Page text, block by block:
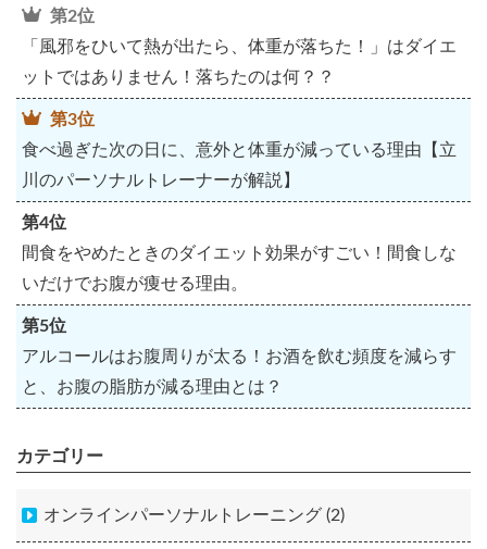
第2位
「風邪をひいて熱が出たら、体重が落ちた！」はダイエ
ットではありません！落ちたのは何？？
第3位
食べ過ぎた次の日に、意外と体重が減っている理由【立
川のパーソナルトレーナーが解説】
第4位
間食をやめたときのダイエット効果がすごい！間食しな
いだけでお腹が痩せる理由。
第5位
アルコールはお腹周りが太る！お酒を飲む頻度を減らす
と、お腹の脂肪が減る理由とは？
カテゴリー
オンラインパーソナルトレーニング (2)